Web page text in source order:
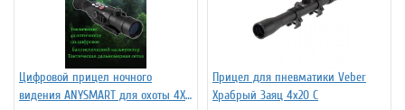
Цифровой прицел ночного
видения ANYSMART для охоты 4X-
Прицел для пневматики Veber
Храбрый Заяц 4x20 C